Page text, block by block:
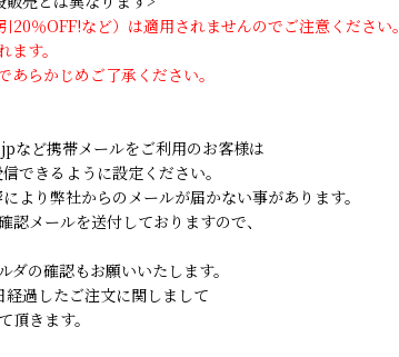
％OFF!など）は適用されませんのでご注意ください。
す。
らかじめご了承ください。
ど携帯メールをご利用のお客様は
できるように設定ください。
より弊社からのメールが届かない事があります。
メールを送付しておりますので、
の確認もお願いいたします。
過したご注文に関しまして
きます。